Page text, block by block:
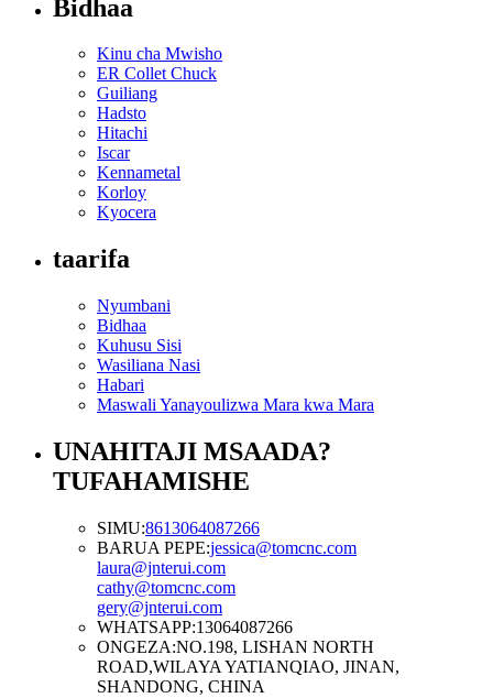
Bidhaa
Kinu cha Mwisho
ER Collet Chuck
Guiliang
Hadsto
Hitachi
Iscar
Kennametal
Korloy
Kyocera
taarifa
Nyumbani
Bidhaa
Kuhusu Sisi
Wasiliana Nasi
Habari
Maswali Yanayoulizwa Mara kwa Mara
UNAHITAJI MSAADA?
TUFAHAMISHE
SIMU:8613064087266
BARUA PEPE:jessica@tomcnc.com
laura@jnterui.com
cathy@tomcnc.com
gery@jnterui.com
WHATSAPP:13064087266
ONGEZA:NO.198, LISHAN NORTH
ROAD,WILAYA YATIANQIAO, JINAN,
SHANDONG, CHINA